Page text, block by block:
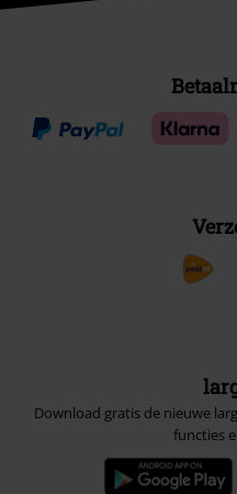
Download gratis de nieuwe
functies